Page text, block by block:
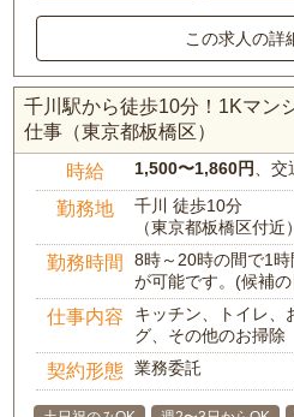
この求人の詳
千川駅から徒歩10分！1Kマン
仕事（東京都板橋区）
時給 1,500〜1,860円、交
勤務地
千川 徒歩10分
（東京都板橋区付近）
勤務時間
8時～20時の間で1
が可能です。(候補
仕事内容
キッチン、トイレ、
グ、その他のお掃除
契約形態 業務委託